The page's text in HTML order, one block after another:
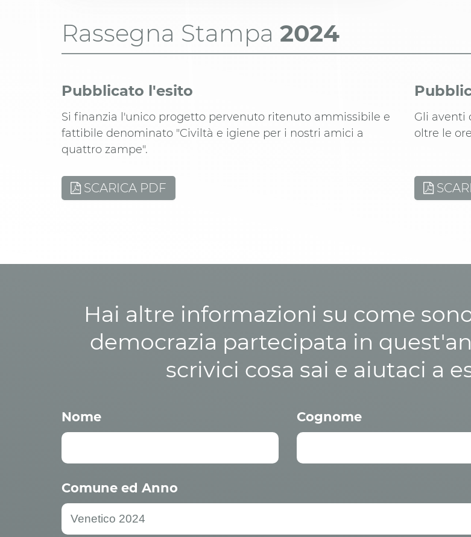
Rassegna Stampa 2024
Pubblicato l'esito
Si finanzia l'unico progetto pervenuto ritenuto ammissibile e
fattibile denominato "Civiltà e igiene per i nostri amici a
quattro zampe".
SCARICA PDF
Gli aventi
oltre le
Hai altre informazioni su come
democrazia partecipata in
scrivici cosa sai e aiutaci a
Nome Cognome
Comune ed Anno